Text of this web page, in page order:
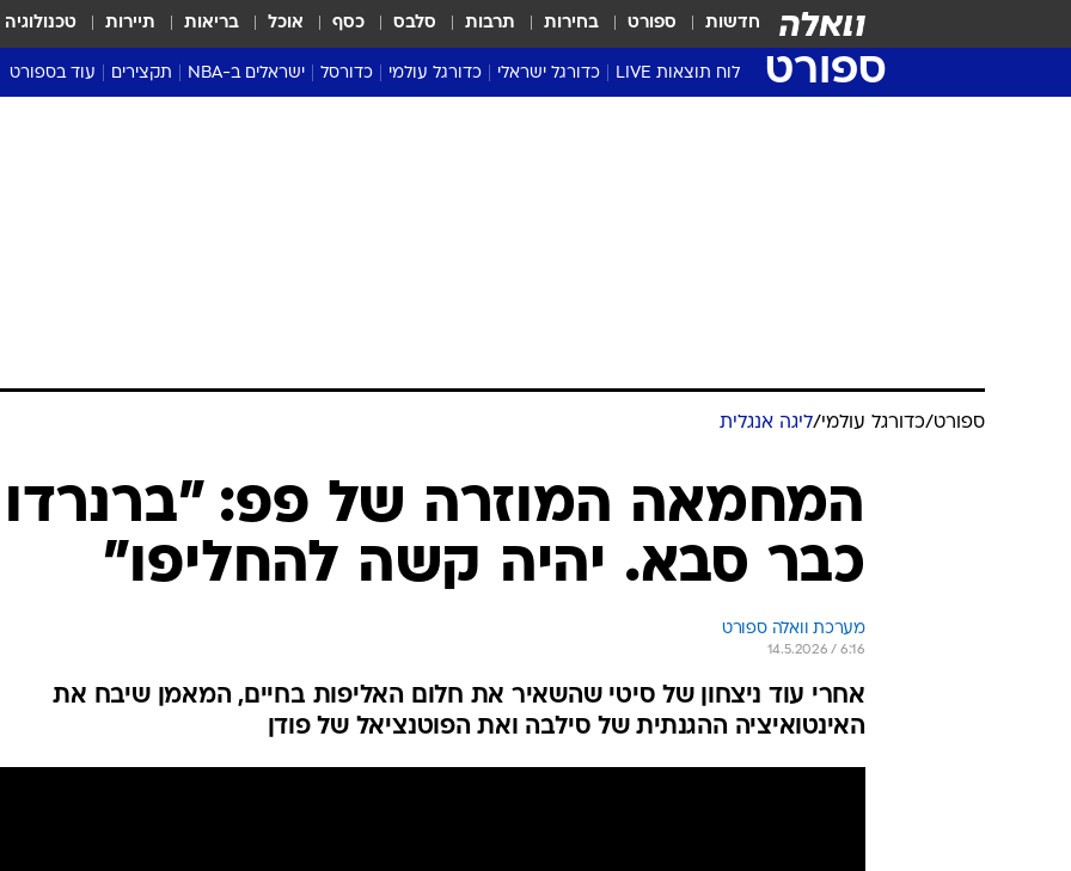
חדשות ספורט בחירות תרבות סלבס כסף אוכל בריאות תיירות טכנולוגיה
ספורט לוח תוצאות LIVE כדורגל ישראלי כדורגל עולמי כדורסל ישראלים ב-NBA תקצירים עוד בספורט
פוקר
כתבו לנו
ספורט/כדורגל עולמי/ליגה אנגלית
המחמאה המוזרה של פפ: "ברנרדו
כבר סבא. יהיה קשה להחליפו"
מערכת וואלה ספורט
14.5.2026 / 6:16
אחרי עוד ניצחון של סיטי שהשאיר את חלום האליפות בחיים, המאמן שיבח את
האינטואיציה ההגנתית של סילבה ואת הפוטנציאל של פודן